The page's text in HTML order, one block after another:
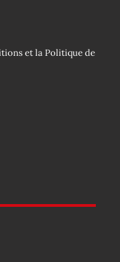
et laPolitique de